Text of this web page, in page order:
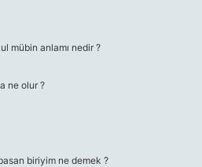
mübin anlamı nedir ?
ne olur ?
biriyim ne demek ?